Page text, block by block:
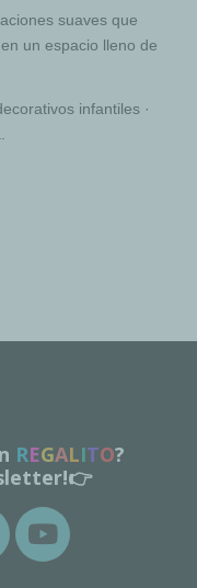
suaves que
un espacio lleno de
infantiles ·
REGALITO?